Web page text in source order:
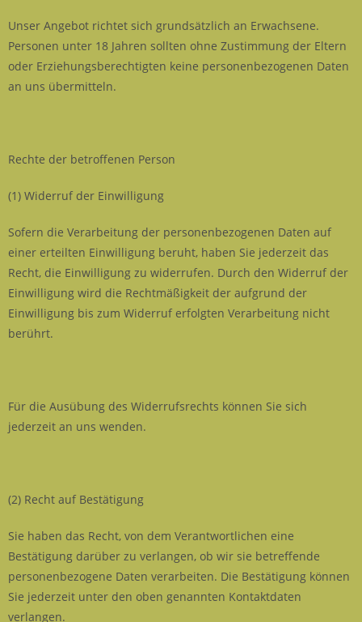
Unser Angebot richtet sich grundsätzlich an Erwachsene.
Personen unter 18 Jahren sollten ohne Zustimmung der Eltern
oder Erziehungsberechtigten keine personenbezogenen Daten
an uns übermitteln.
Rechte der betroffenen Person
(1) Widerruf der Einwilligung
Sofern die Verarbeitung der personenbezogenen Daten auf
einer erteilten Einwilligung beruht, haben Sie jederzeit das
Recht, die Einwilligung zu widerrufen. Durch den Widerruf der
Einwilligung wird die Rechtmäßigkeit der aufgrund der
Einwilligung bis zum Widerruf erfolgten Verarbeitung nicht
berührt.
Für die Ausübung des Widerrufsrechts können Sie sich
jederzeit an uns wenden.
(2) Recht auf Bestätigung
Sie haben das Recht, von dem Verantwortlichen eine
Bestätigung darüber zu verlangen, ob wir sie betreffende
personenbezogene Daten verarbeiten. Die Bestätigung können
Sie jederzeit unter den oben genannten Kontaktdaten
verlangen.